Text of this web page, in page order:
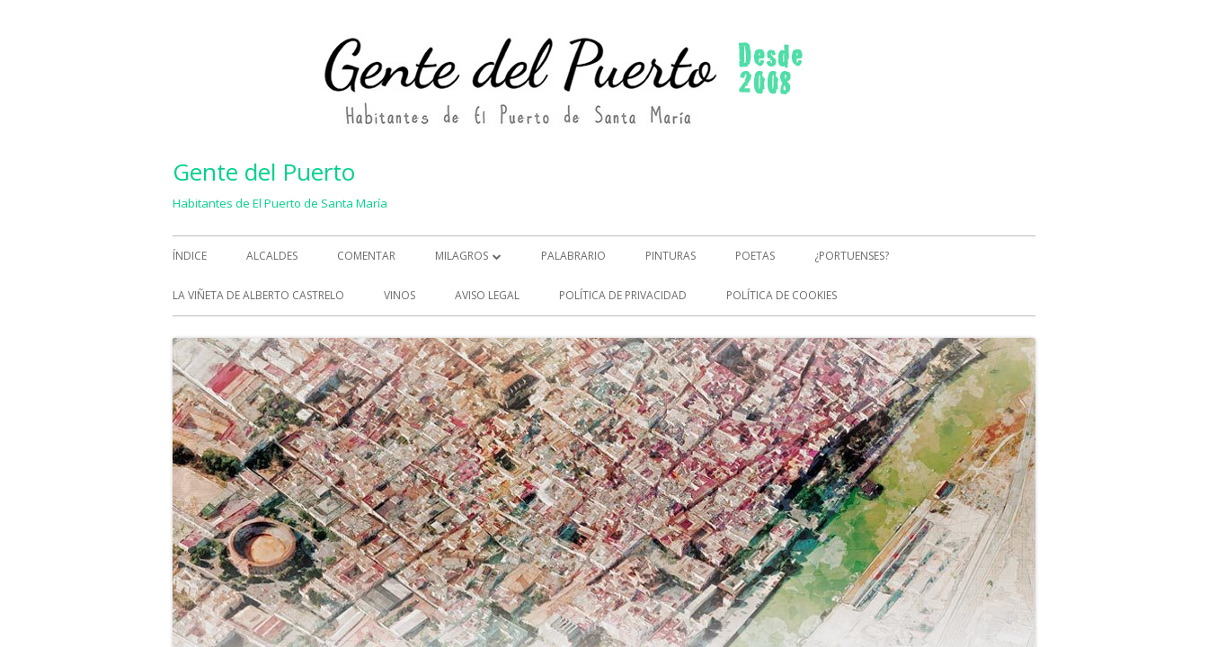
Gente del Puerto
Habitantes de El Puerto de Santa María
Menú
principal
ÍNDICE ALCALDES COMENTAR MILAGROS
MILAGROS (2)
PALABRARIO PINTURAS POETAS ¿PORTUENSES?
LA VIÑETA DE ALBERTO CASTRELO VINOS AVISO LEGAL POLÍTICA DE PRIVACIDAD POLÍTICA DE COOKIES